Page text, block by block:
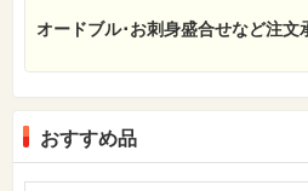
オードブル･お刺身盛合せなど注文
おすすめ品